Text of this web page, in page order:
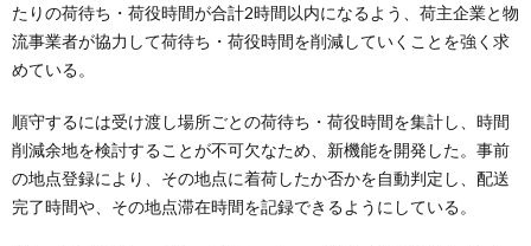
たりの荷待ち・荷役時間が合計2時間以内になるよう、荷主企業と物
流事業者が協力して荷待ち・荷役時間を削減していくことを強く求
めている。
順守するには受け渡し場所ごとの荷待ち・荷役時間を集計し、時間
削減余地を検討することが不可欠なため、新機能を開発した。事前
の地点登録により、その地点に着荷したか否かを自動判定し、配送
完了時間や、その地点滞在時間を記録できるようにしている。